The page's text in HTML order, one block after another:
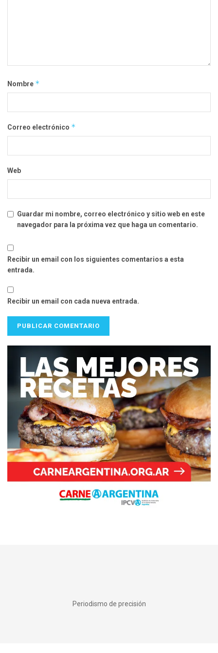
Nombre *
Correo electrónico *
Web
Guardar mi nombre, correo electrónico y sitio web en este
navegador para la próxima vez que haga un comentario.
Recibir un email con los siguientes comentarios a esta
entrada.
Recibir un email con cada nueva entrada.
Periodismo de precisión